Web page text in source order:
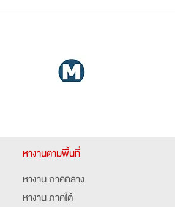
หางานตามพื้นที่
หางาน ภาคกลาง
หางาน ภาคใต้